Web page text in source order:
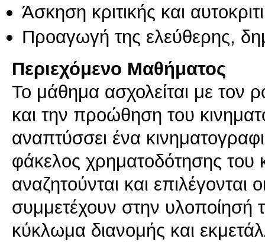
Άσκηση κριτικής και
Προαγωγή της ελεύθερης,
Περιεχόμενο Μαθήματος
Το μάθημα ασχολείται με
και την προώθηση του
αναπτύσσει ένα
φάκελος χρηματοδότησης
αναζητούνται και επιλέγονται
συμμετέχουν στην υλοποίησή
κύκλωμα διανομής και